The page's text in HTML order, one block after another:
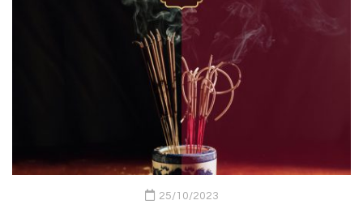
25/10/2023